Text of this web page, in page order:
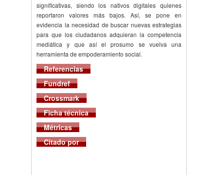
significativas, siendo los nativos digitales quienes
reportaron valores más bajos. Así, se pone en
evidencia la necesidad de buscar nuevas estrategias
para que los ciudadanos adquieran la competencia
mediática y que así el prosumo se vuelva una
herramienta de empoderamiento social.
Referencias
Fundref
Crossmark
Ficha técnica
Métricas
Citado por